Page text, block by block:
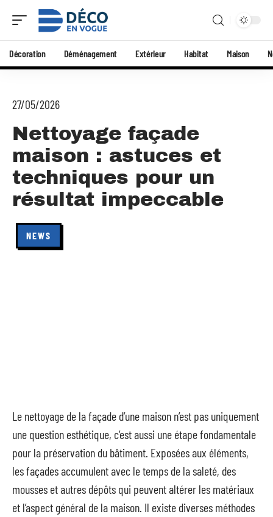
Décoration Déménagement Extérieur Habitat Maison
27/05/2026
Nettoyage façade
maison : astuces et
techniques pour un
résultat impeccable
NEWS
Le nettoyage de la façade d’une maison n’est pas uniquement
une question esthétique, c’est aussi une étape fondamentale
pour la préservation du bâtiment. Exposées aux éléments,
les façades accumulent avec le temps de la saleté, des
mousses et autres dépôts qui peuvent altérer les matériaux
et l’aspect général de la maison. Il existe diverses méthodes